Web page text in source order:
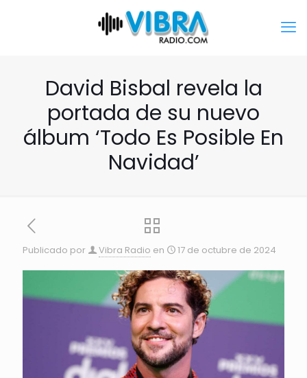
David Bisbal revela la
portada de su nuevo
álbum ‘Todo Es Posible En
Navidad’
Publicado por Vibra Radio en 17 de octubre de 2024